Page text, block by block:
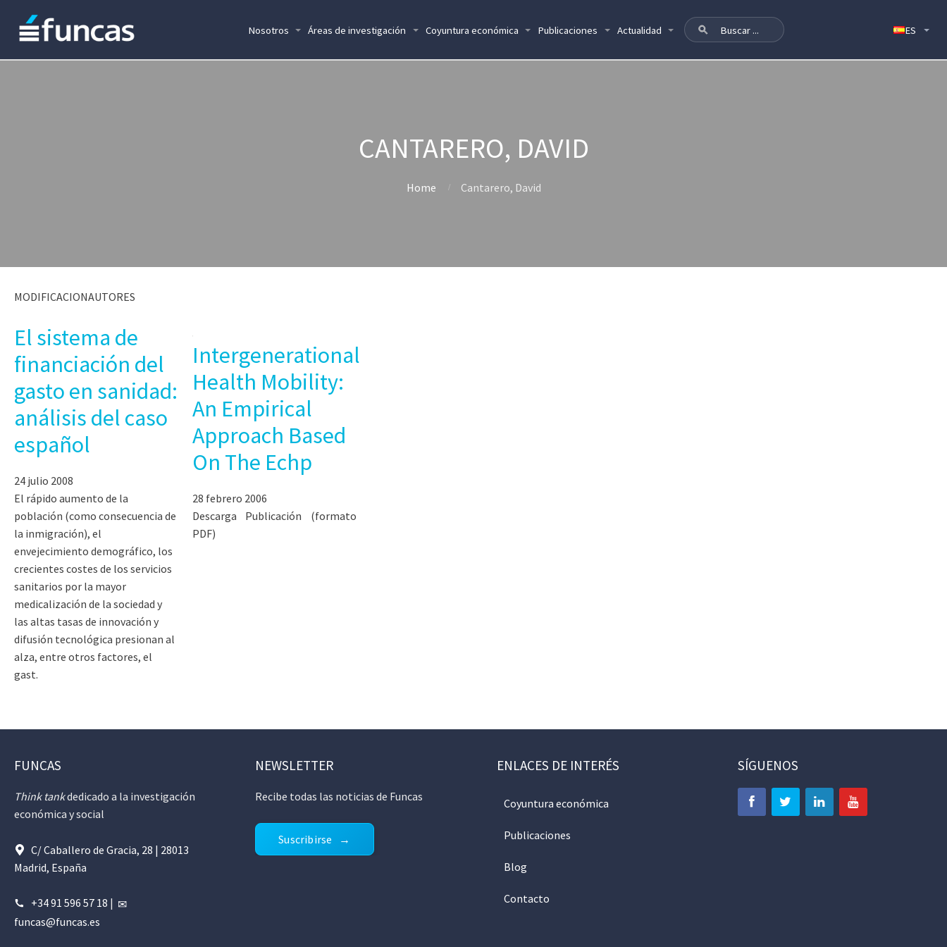
Nosotros Áreas de investigación Coyuntura económica Publicaciones Actualidad
CANTARERO, DAVID
Home Cantarero, David
MODIFICACIONAUTORES
El sistema de
financiación del
gasto en sanidad:
análisis del caso
español
24 julio 2008
El rápido aumento de la
población (como consecuencia de
la inmigración), el
envejecimiento demográfico, los
crecientes costes de los servicios
sanitarios por la mayor
medicalización de la sociedad y
las altas tasas de innovación y
difusión tecnológica presionan al
alza, entre otros factores, el
gast.
Intergenerational
Health Mobility:
An Empirical
Approach Based
On The Echp
28 febrero 2006
Descarga Publicación (formato
PDF)
FUNCAS
Think tankdedicado a la investigación
económica y social
C/ Caballero de Gracia, 28 | 28013
Madrid, España
+34 91 596 57 18 |
funcas@funcas.es
NEWSLETTER
Recibe todas las noticias de Funcas
Suscribirse
ENLACES DE INTERÉS
Coyuntura económica
Publicaciones
Blog
Contacto
SÍGUENOS